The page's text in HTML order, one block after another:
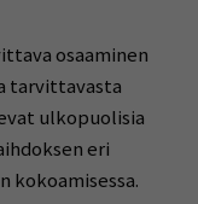
osaaminen
tarvittavasta
ulkopuolisia
eri
kokoamisessa.